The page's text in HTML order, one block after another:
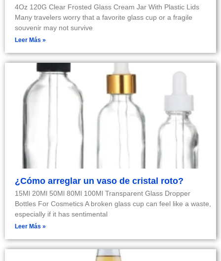
4Oz 120G Clear Frosted Glass Cream Jar With Plastic Lids
Many travelers worry that a favorite glass cup or a fragile
souvenir may not survive
Leer Más »
¿Cómo arreglar un vaso de cristal roto?
15Ml 20Ml 50Ml 80Ml 100Ml Transparent Glass Dropper
Bottles For Cosmetics A broken glass cup can feel like a waste,
especially if it has sentimental
Leer Más »